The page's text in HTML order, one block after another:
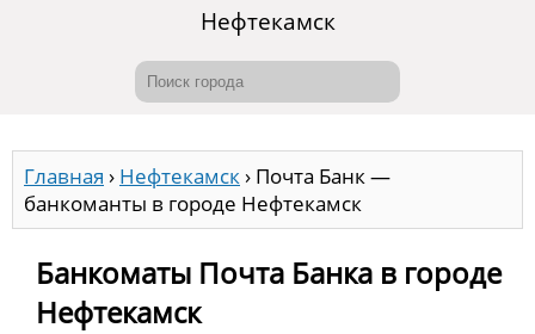
Нефтекамск
Главная › Нефтекамск› Почта Банк —
банкоманты в городе Нефтекамск
Банкоматы Почта Банка в городе
Нефтекамск